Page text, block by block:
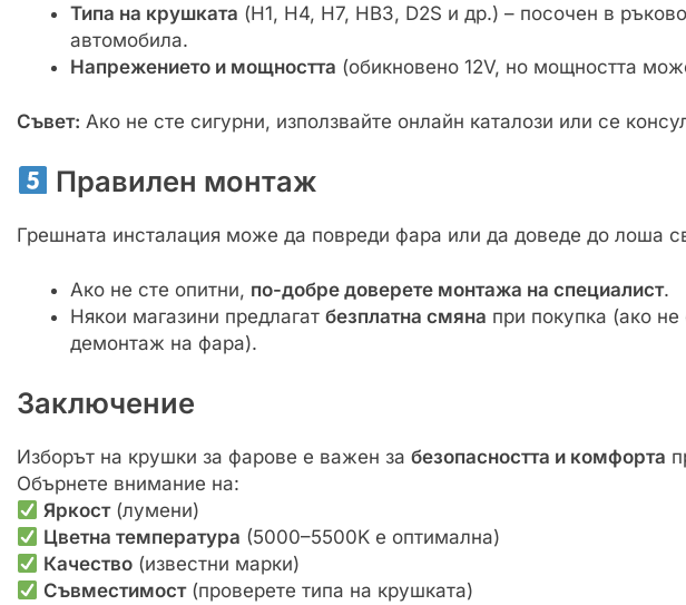
Типа на крушката (H1, H4, H7, HB3, D2S и др.) – посочен в
автомобила.
Напрежението и мощността (обикновено 12V, но мощността
Съвет: Ако не сте сигурни, използвайте онлайн каталози или се
Правилен монтаж
Грешната инсталация може да повреди фара или да доведе до лоша
Ако не сте опитни, по-добре доверете монтажа на специалист.
Някои магазини предлагатбезплатна смяна при покупка (ако
демонтаж на фара).
Заключение
Изборът на крушки за фарове е важен за безопасността и комфорта
Обърнете внимание на:
Яркост(лумени)
Цветна температура (5000–5500K е оптимална)
Качество (известни марки)
Съвместимост(проверете типа на крушката)